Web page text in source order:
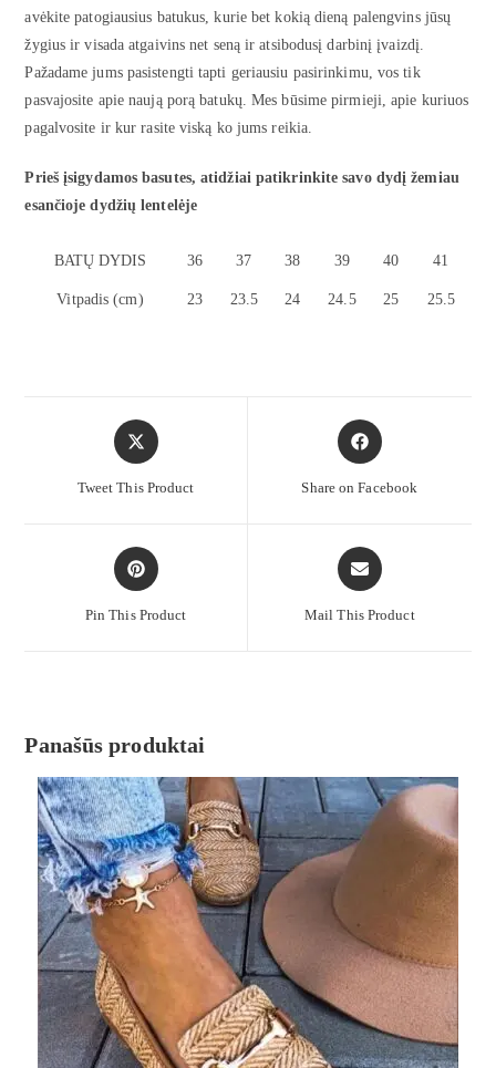
avėkite patogiausius batukus, kurie bet kokią dieną palengvins jūsų
žygius ir visada atgaivins net seną ir atsibodusį darbinį įvaizdį.
Pažadame jums pasistengti tapti geriausiu pasirinkimu, vos tik
pasvajosite apie naują porą batukų. Mes būsime pirmieji, apie kuriuos
pagalvosite ir kur rasite viską ko jums reikia.
Prieš įsigydamos basutes, atidžiai patikrinkite savo dydį žemiau
esančioje dydžių lentelėje
BATŲ DYDIS 36 37 38 39 40 41
Vitpadis (cm) 23 23.5 24 24.5 25 25.5
Tweet This Product Share on Facebook
Pin This Product Mail This Product
Panašūs produktai